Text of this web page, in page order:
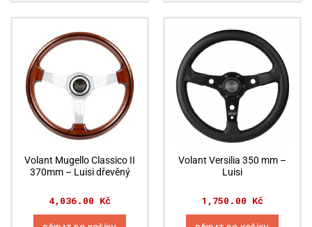
Volant Mugello Classico II
370mm – Luisi dřevěný
4,036.00 Kč
Volant Versilia 350 mm –
Luisi
1,750.00 Kč